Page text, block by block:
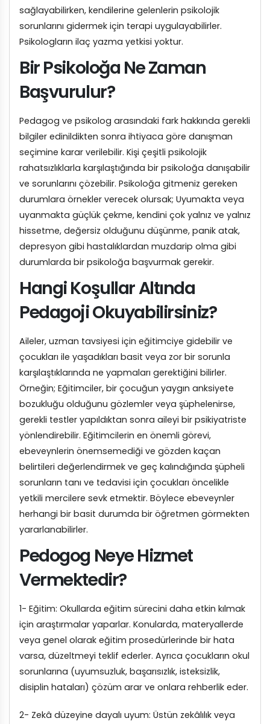
sağlayabilirken, kendilerine gelenlerin psikolojik
sorunlarını gidermek için terapi uygulayabilirler.
Psikologların ilaç yazma yetkisi yoktur.
Bir Psikoloğa Ne Zaman
Başvurulur?
Pedagog ve psikolog arasındaki fark hakkında gerekli
bilgiler edinildikten sonra ihtiyaca göre danışman
seçimine karar verilebilir. Kişi çeşitli psikolojik
rahatsızlıklarla karşılaştığında bir psikoloğa danışabilir
ve sorunlarını çözebilir. Psikoloğa gitmeniz gereken
durumlara örnekler verecek olursak; Uyumakta veya
uyanmakta güçlük çekme, kendini çok yalnız ve yalnız
hissetme, değersiz olduğunu düşünme, panik atak,
depresyon gibi hastalıklardan muzdarip olma gibi
durumlarda bir psikoloğa başvurmak gerekir.
Hangi Koşullar Altında
Pedagoji Okuyabilirsiniz?
Aileler, uzman tavsiyesi için eğitimciye gidebilir ve
çocukları ile yaşadıkları basit veya zor bir sorunla
karşılaştıklarında ne yapmaları gerektiğini bilirler.
Örneğin; Eğitimciler, bir çocuğun yaygın anksiyete
bozukluğu olduğunu gözlemler veya şüphelenirse,
gerekli testler yapıldıktan sonra aileyi bir psikiyatriste
yönlendirebilir. Eğitimcilerin en önemli görevi,
ebeveynlerin önemsemediği ve gözden kaçan
belirtileri değerlendirmek ve geç kalındığında şüpheli
sorunların tanı ve tedavisi için çocukları öncelikle
yetkili mercilere sevk etmektir. Böylece ebeveynler
herhangi bir basit durumda bir öğretmen görmekten
yararlanabilirler.
Pedogog Neye Hizmet
Vermektedir?
1- Eğitim: Okullarda eğitim sürecini daha etkin kılmak
için araştırmalar yaparlar. Konularda, materyallerde
veya genel olarak eğitim prosedürlerinde bir hata
varsa, düzeltmeyi teklif ederler. Ayrıca çocukların okul
sorunlarına (uyumsuzluk, başarısızlık, isteksizlik,
disiplin hataları) çözüm arar ve onlara rehberlik eder.
2- Zekâ düzeyine dayalı uyum: Üstün zekâlılık veya